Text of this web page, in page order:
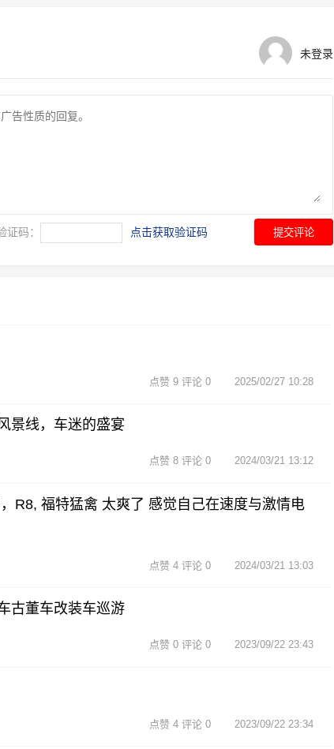
未登录
证码： 点击获取验证码 提交评论
2025/02/27 10:28
点赞 9 评论 0
景线，车迷的盛宴
2024/03/21 13:12
点赞 8 评论 0
R8, 福特猛禽 太爽了 感觉自己在速度与激情电
2024/03/21 13:03
点赞 4 评论 0
古董车改装车巡游
2023/09/22 23:43
点赞 0 评论 0
2023/09/22 23:34
点赞 4 评论 0